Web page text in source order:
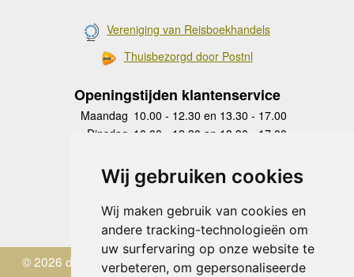
Wij gebruiken cookies
Wij maken gebruik van cookies en
andere tracking-technologieën om
uw surfervaring op onze website te
verbeteren, om gepersonaliseerde
Vereniging van Reisboekhandels
Thuisbezorgd door Postnl
Openingstijden klantenservice
Maandag 10.00 - 12.30 en 13.30 - 17.00
Dinsdag 10.00 - 12.30 en 13.30 - 17.00
Donderdag
10.00 - 12.30 en 13.30 - 17.00
Vrijdag 10.00 - 12.30 en 13.30 - 17.00
Zaterdag
gesloten
Zondag gesloten
© 2026 de Zwerver